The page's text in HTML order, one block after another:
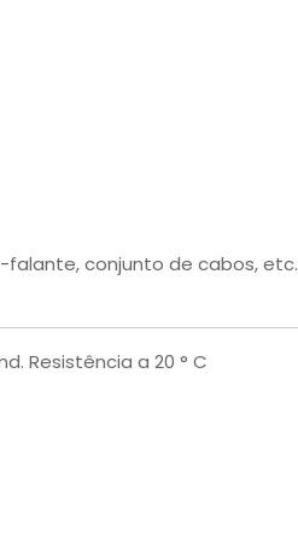
conjunto de cabos, etc.
Resistência a 20 ° C